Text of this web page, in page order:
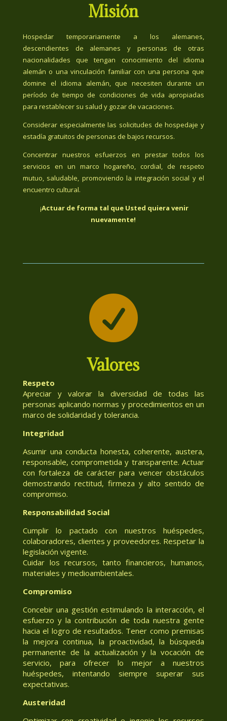
Misión
Hospedar temporariamente a los alemanes,
descendientes de alemanes y personas de otras
nacionalidades que tengan conocimiento del idioma
alemán o una vinculación familiar con una persona que
domine el idioma alemán, que necesiten durante un
período de tiempo de condiciones de vida apropiadas
para restablecer su salud y gozar de vacaciones.
Considerar especialmente las solicitudes de hospedaje y
estadía gratuitos de personas de bajos recursos.
Concentrar nuestros esfuerzos en prestar todos los
servicios en un marco hogareño, cordial, de respeto
mutuo, saludable, promoviendo la integración social y el
encuentro cultural.
¡Actuar de forma tal que Usted quiera venir
nuevamente!

Valores
Respeto
Apreciar y valorar la diversidad de todas las
personas aplicando normas y procedimientos en un
marco de solidaridad y tolerancia.
Integridad
Asumir una conducta honesta, coherente, austera,
responsable, comprometida y transparente. Actuar
con fortaleza de carácter para vencer obstáculos
demostrando rectitud, firmeza y alto sentido de
compromiso.
Responsabilidad Social
Cumplir lo pactado con nuestros huéspedes,
colaboradores, clientes y proveedores. Respetar la
legislación vigente.
Cuidar los recursos, tanto financieros, humanos,
materiales y medioambientales.
Compromiso
Concebir una gestión estimulando la interacción, el
esfuerzo y la contribución de toda nuestra gente
hacia el logro de resultados. Tener como premisas
la mejora continua, la proactividad, la búsqueda
permanente de la actualización y la vocación de
servicio, para ofrecer lo mejor a nuestros
huéspedes, intentando siempre superar sus
expectativas.
Austeridad